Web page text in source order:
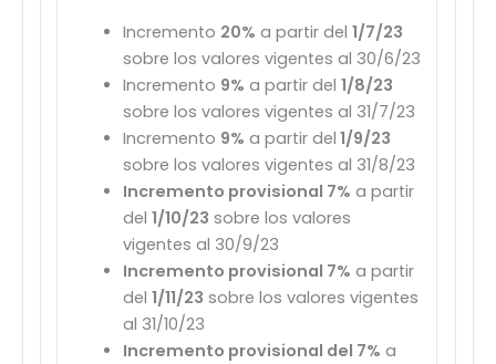
Incremento 20% a partir del 1/7/23
sobre los valores vigentes al 30/6/23
Incremento 9% a partir del 1/8/23
sobre los valores vigentes al 31/7/23
Incremento 9% a partir del 1/9/23
sobre los valores vigentes al 31/8/23
Incremento provisional 7% a partir
del 1/10/23 sobre los valores
vigentes al 30/9/23
Incremento provisional 7% a partir
del 1/11/23 sobre los valores vigentes
al 31/10/23
Incremento provisional del 7% a